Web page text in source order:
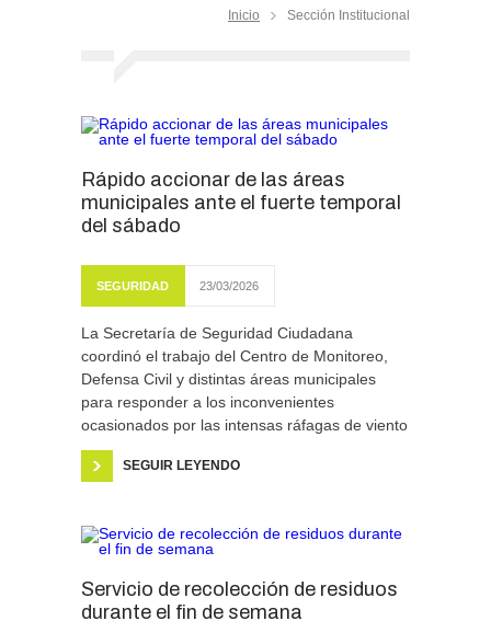
Inicio Sección Institucional
Rápido accionar de las áreas
municipales ante el fuerte temporal
del sábado
SEGURIDAD 23/03/2026
La Secretaría de Seguridad Ciudadana
coordinó el trabajo del Centro de Monitoreo,
Defensa Civil y distintas áreas municipales
para responder a los inconvenientes
ocasionados por las intensas ráfagas de viento
SEGUIR LEYENDO
Servicio de recolección de residuos
durante el fin de semana